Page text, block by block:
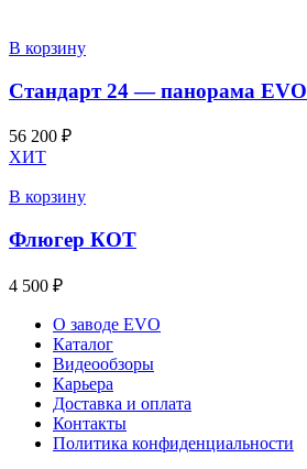
В корзину
Стандарт 24 — панорама EVO
56 200 ₽
ХИТ
В корзину
Флюгер КОТ
4 500 ₽
О заводе EVO
Каталог
Видеообзоры
Карьера
Доставка и оплата
Контакты
Политика конфиденциальности